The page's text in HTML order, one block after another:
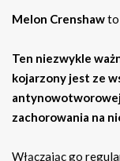
Melon Crenshawto
Ten niezwykle
kojarzony jest ze
zachorowania na
Włączając go